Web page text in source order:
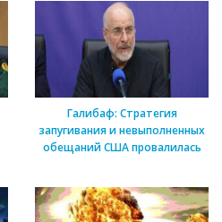
Галибаф: Стратегия
запугивания и невыполненных
обещаний США провалилась